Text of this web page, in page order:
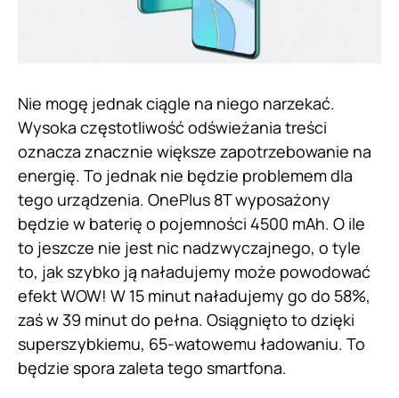
Nie mogę jednak ciągle na niego narzekać.
Wysoka częstotliwość odświeżania treści
oznacza znacznie większe zapotrzebowanie na
energię. To jednak nie będzie problemem dla
tego urządzenia. OnePlus 8T wyposażony
będzie w baterię o pojemności 4500 mAh. O ile
to jeszcze nie jest nic nadzwyczajnego, o tyle
to, jak szybko ją naładujemy może powodować
efekt WOW! W 15 minut naładujemy go do 58%,
zaś w 39 minut do pełna. Osiągnięto to dzięki
superszybkiemu, 65-watowemu ładowaniu. To
będzie spora zaleta tego smartfona.